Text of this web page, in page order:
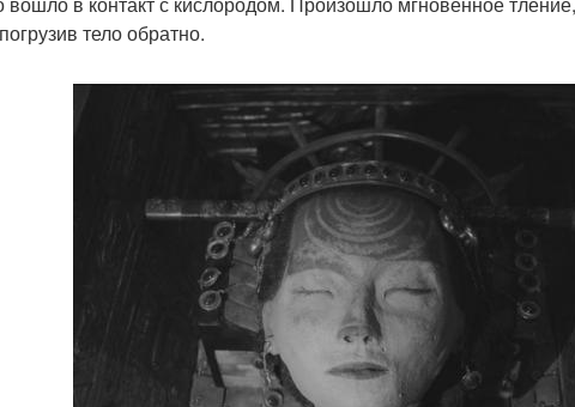
тело обратно.